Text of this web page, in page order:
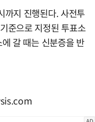
까지 진행된다. 사전투
준으로 지정된 투표소
갈 때는 신분증을 반